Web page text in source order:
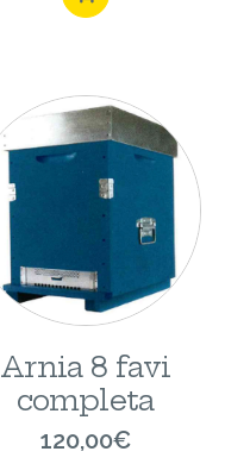
Arnia 8 favi
completa
120,00€